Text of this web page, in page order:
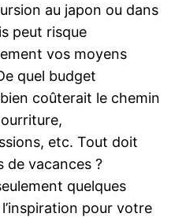
au japon ou dans
peut risque
vos moyens
quel budget
coûterait le chemin
etc. Tout doit
de vacances ?
quelques
pour votre